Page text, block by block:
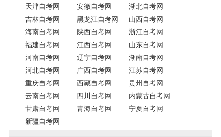
天津自考网
安徽自考网
湖北自考网
吉林自考网
黑龙江自考网
山西自考网
海南自考网
陕西自考网
浙江自考网
福建自考网
江西自考网
山东自考网
河南自考网
辽宁自考网
湖南自考网
河北自考网
广西自考网
江苏自考网
重庆自考网
西藏自考网
贵州自考网
云南自考网
四川自考网
内蒙古自考网
甘肃自考网
青海自考网
宁夏自考网
新疆自考网